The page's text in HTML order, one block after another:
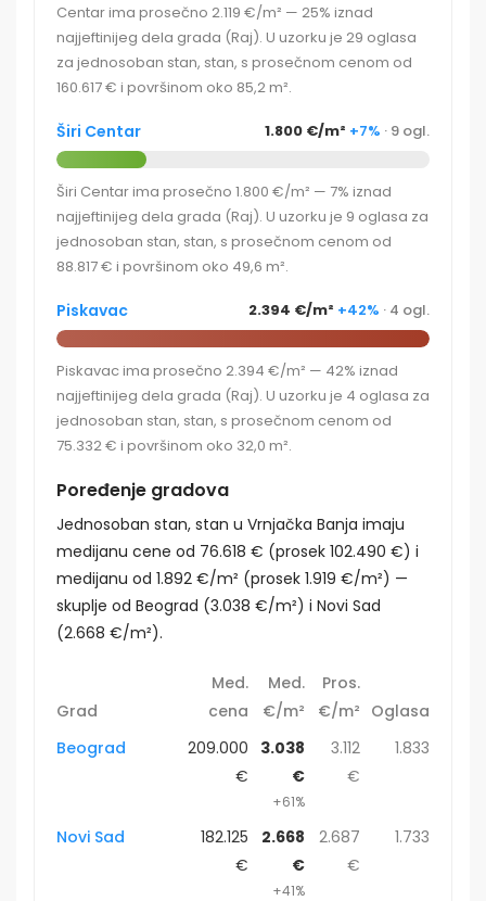
Centar ima prosečno 2.119 €/m² — 25% iznad
najjeftinijeg dela grada (Raj). U uzorku je 29 oglasa
za jednosoban stan, stan, s prosečnom cenom od
160.617 € i površinom oko 85,2 m².
Širi Centar 1.800 €/m² +7% · 9 ogl.
Širi Centar ima prosečno 1.800 €/m² — 7% iznad
najjeftinijeg dela grada (Raj). U uzorku je 9 oglasa za
jednosoban stan, stan, s prosečnom cenom od
88.817 € i površinom oko 49,6 m².
Piskavac 2.394 €/m² +42% · 4 ogl.
Piskavac ima prosečno 2.394 €/m² — 42% iznad
najjeftinijeg dela grada (Raj). U uzorku je 4 oglasa za
jednosoban stan, stan, s prosečnom cenom od
75.332 € i površinom oko 32,0 m².
Poređenje gradova
Jednosoban stan, stan u Vrnjačka Banja imaju
medijanu cene od 76.618 € (prosek 102.490 €) i
medijanu od 1.892 €/m² (prosek 1.919 €/m²) —
skuplje od Beograd (3.038 €/m²) i Novi Sad
(2.668 €/m²).
Grad
Med.
cena
Med.
€/m²
Pros.
€/m² Oglasa
Beograd
209.000
€
3.038
€
+61%
3.112
€
1.833
Novi Sad
182.125
€
2.668
€
+41%
2.687
€
1.733